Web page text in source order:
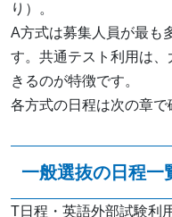
り）。
A方式は募集人員が最も
す。共通テスト利用は
きるのが特徴です。
各方式の日程は次の章で
一般選抜の日程一
T日程・英語外部試験利